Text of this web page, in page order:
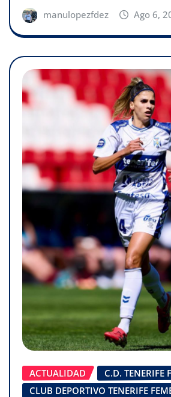
manulopezfdez Ago 6,
ACTUALIDAD
C.D. TENERIFE
CLUB DEPORTIVO TENERIFE